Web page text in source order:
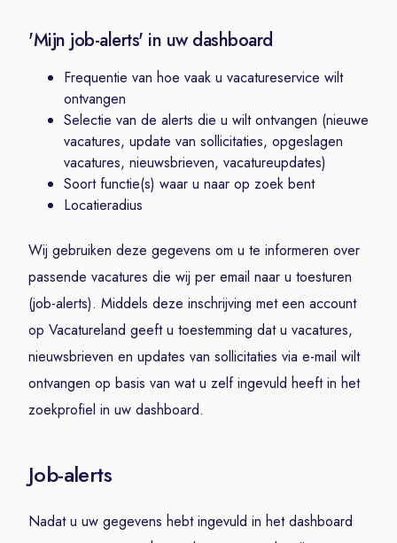
'Mijn job-alerts' in uw dashboard
Frequentie van hoe vaak u vacatureservice wilt
ontvangen
Selectie van de alerts die u wilt ontvangen (nieuwe
vacatures, update van sollicitaties, opgeslagen
vacatures, nieuwsbrieven, vacatureupdates)
Soort functie(s) waar u naar op zoek bent
Locatieradius
Wij gebruiken deze gegevens om u te informeren over
passende vacatures die wij per email naar u toesturen
(job-alerts). Middels deze inschrijving met een account
op Vacatureland geeft u toestemming dat u vacatures,
nieuwsbrieven en updates van sollicitaties via e-mail wilt
ontvangen op basis van wat u zelf ingevuld heeft in het
zoekprofiel in uw dashboard.
Job-alerts
Nadat u uw gegevens hebt ingevuld in het dashboard